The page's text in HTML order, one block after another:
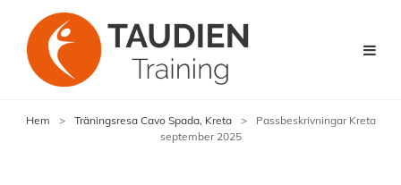
Hem > Träningsresa Cavo Spada, Kreta >
Passbeskrivningar Kreta
september 2025